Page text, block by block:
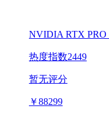
NVIDIA RTX PRO
热度指数2449
暂无评分
￥88299